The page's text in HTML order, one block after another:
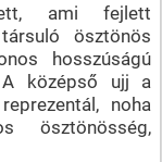
ami fejlett
ösztönös
hosszúságú
A középső ujj a
noha
ösztönösség,